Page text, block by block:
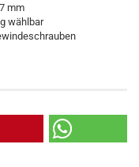
mm
wählbar